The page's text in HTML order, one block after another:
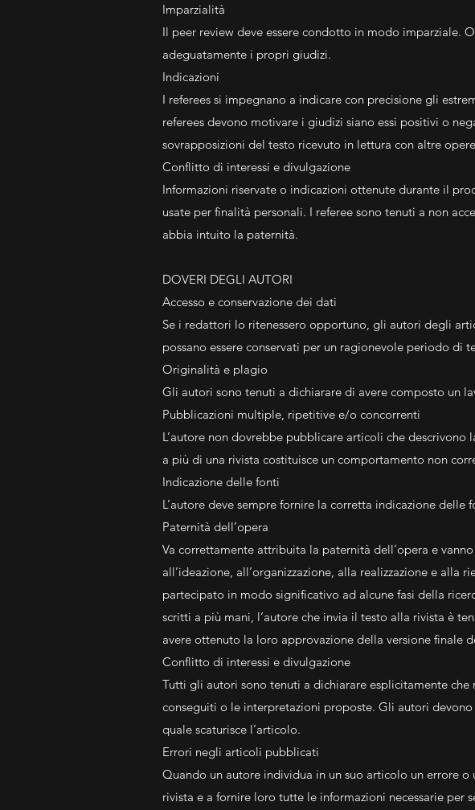
Imparzialità
Il peer review deve essere condotto in modo imparziale.
adeguatamente i propri giudizi.
Indicazioni
I referees si impegnano a indicare con precisione gli
referees devono motivare i giudizi siano essi positivi o
sovrapposizioni del testo ricevuto in lettura con altre
Conflitto di interessi e divulgazione
Informazioni riservate o indicazioni ottenute durante il
usate per finalità personali. I referee sono tenuti a non
abbia intuito la paternità.
DOVERI DEGLI AUTORI
Accesso e conservazione dei dati
Se i redattori lo ritenessero opportuno, gli autori degli
possano essere conservati per un ragionevole periodo di
Originalità e plagio
Gli autori sono tenuti a dichiarare di avere composto un
Pubblicazioni multiple, ripetitive e/o concorrenti
L’autore non dovrebbe pubblicare articoli che
a più di una rivista costituisce un comportamento non
Indicazione delle fonti
L’autore deve sempre fornire la corretta indicazione
Paternità dell’opera
Va correttamente attribuita la paternità dell’opera e
all’ideazione, all’organizzazione, alla realizzazione e alla
partecipato in modo significativo ad alcune fasi della
scritti a più mani, l’autore che invia il testo alla rivista è
avere ottenuto la loro approvazione della versione finale
Conflitto di interessi e divulgazione
Tutti gli autori sono tenuti a dichiarare esplicitamente
conseguiti o le interpretazioni proposte. Gli autori
quale scaturisce l’articolo.
Errori negli articoli pubblicati
Quando un autore individua in un suo articolo un errore
rivista e a fornire loro tutte le informazioni necessarie per